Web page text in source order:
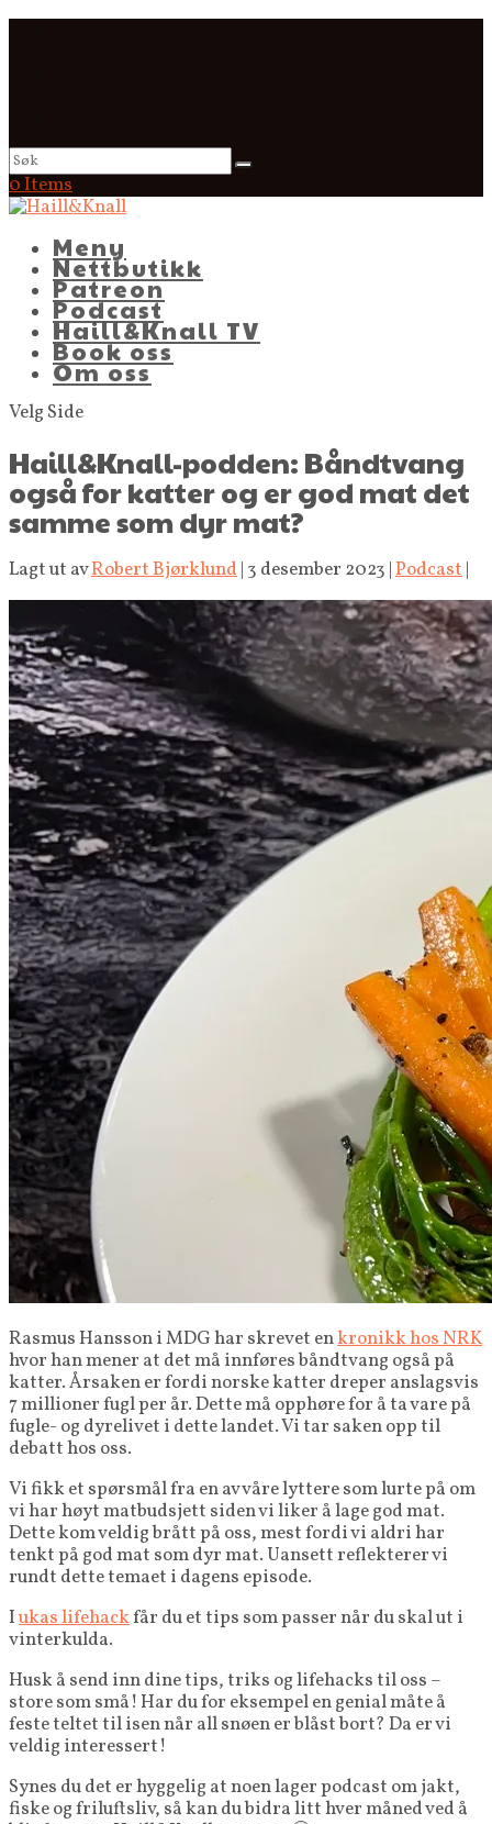
0 Items
Meny
Nettbutikk
Patreon
Podcast
Haill&Knall TV
Book oss
Om oss
Velg Side
Haill&Knall-podden: Båndtvang
også for katter og er god mat det
samme som dyr mat?
Lagt ut avRobert Bjørklund | 3 desember 2023 |Podcast |
Rasmus Hansson i MDG har skrevet enkronikk hos NRK
hvor han mener at det må innføres båndtvang også på
katter. Årsaken er fordi norske katter dreper anslagsvis
7 millioner fugl per år. Dette må opphøre for å ta vare på
fugle- og dyrelivet i dette landet. Vi tar saken opp til
debatt hos oss.
Vi fikk et spørsmål fra en av våre lyttere som lurte på om
vi har høyt matbudsjett siden vi liker å lage god mat.
Dette kom veldig brått på oss, mest fordi vi aldri har
tenkt på god mat som dyr mat. Uansett reflekterer vi
rundt dette temaet i dagens episode.
Iukas lifehackfår du et tips som passer når du skal ut i
vinterkulda.
Husk å send inn dine tips, triks og lifehacks til oss –
store som små! Har du for eksempel en genial måte å
feste teltet til isen når all snøen er blåst bort? Da er vi
veldig interessert!
Synes du det er hyggelig at noen lager podcast om jakt,
fiske og friluftsliv, så kan du bidra litt hver måned ved å